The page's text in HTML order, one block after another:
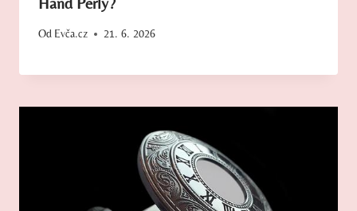
Od Evča.cz 21. 6. 2026